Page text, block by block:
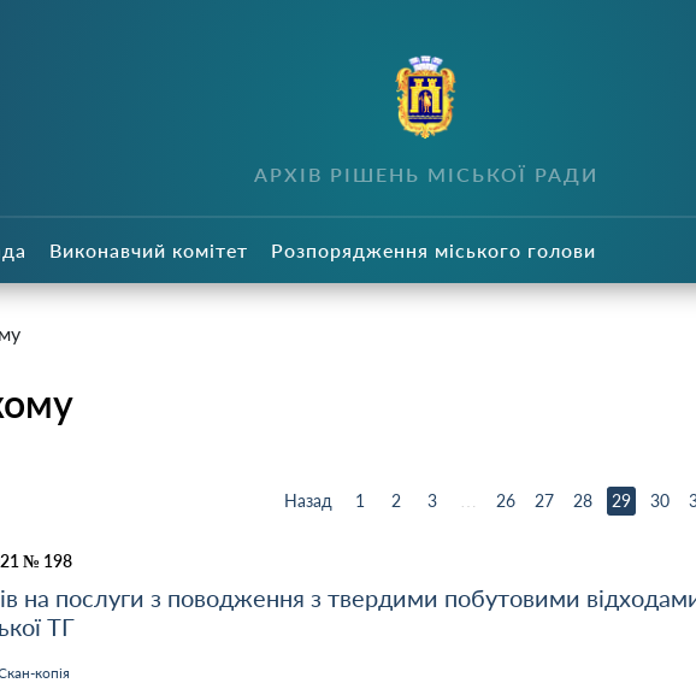
АРХІВ РІШЕНЬ МІСЬКОЇ РАДИ
Виконавчий комітет Розпорядження міського голови
Назад 1 2 3 26 27 28 29 30
№ 198
на послуги з поводження з твердими побутовими
ТГ
копія